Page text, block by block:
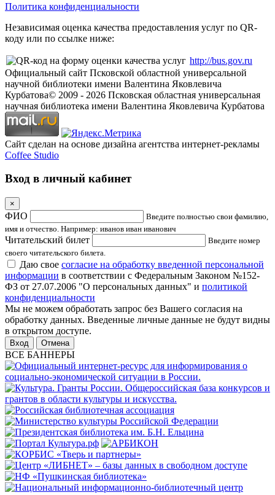
Политика конфиденциальности
Независимая оценка качества предоставления услуг по QR-
коду или по ссылке ниже:
http://bus.gov.ru
Официальный сайт Псковской областной универсальной
научной библиотеки имени Валентина Яковлевича
Курбатова© 2009 - 2026 Псковская областная универсальная
научная библиотека имени Валентина Яковлевича Курбатова
Сайт сделан на основе дизайна агентства интернет-рекламы
Coffee Studio
Вход в личный кабинет
×
ФИО
Введите полностью свои фамилию,
имя и отчество. Например: иванов иван иванович
Читательский билет
Введите номер
своего читательского билета.
Даю свое согласие на обработку введенной персональной
информации в соответствии с Федеральным Законом №152-
ФЗ от 27.07.2006 "О персональных данных" и политикой
конфиденциальности
Мы не можем обработать запрос без Вашего согласия на
обработку данных. Введенные личные данные не будут видны
в открытом доступе.
Отмена
ВСЕ БАННЕРЫ